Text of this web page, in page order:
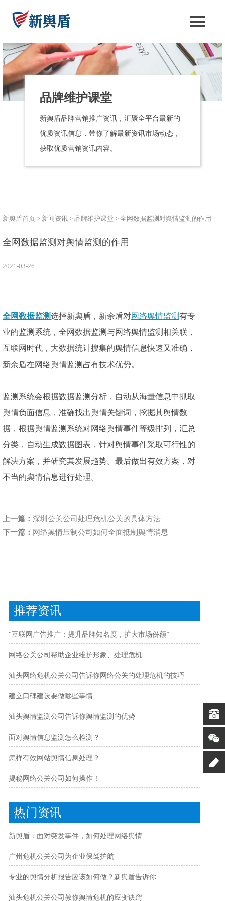
品牌维护课堂
新舆盾品牌营销推广资讯，汇聚全平台最新的
优质资讯信息，带你了解最新资讯市场动态，
获取优质营销资讯内容。
新舆盾首页 > 新闻资讯 > 品牌维护课堂 > 全网数据监测对舆情监测的作用
全网数据监测对舆情监测的作用
2021-03-26
全网数据监测选择新舆盾，新余盾对网络舆情监测有专
业的监测系统，全网数据监测与网络舆情监测相关联，
互联网时代，大数据统计搜集的舆情信息快速又准确，
新余盾在网络舆情监测占有技术优势。
监测系统会根据数据监测分析，自动从海量信息中抓取
舆情负面信息，准确找出舆情关键词，挖掘其舆情数
据，根据舆情监测系统对网络舆情事件等级排列，汇总
分类，自动生成数据图表，针对舆情事件采取可行性的
解决方案，并研究其发展趋势。最后做出有效方案，对
不当的舆情信息进行处理。
上一篇： 深圳公关公司处理危机公关的具体方法
下一篇： 网络舆情压制公司如何全面抵制舆情消息
推荐资讯
“互联网广告推广：提升品牌知名度，扩大市场份额”
网络公关公司帮助企业维护形象、处理危机
汕头网络危机公关公司告诉你网络公关的处理危机的技巧
建立口碑建设要做哪些事情
汕头舆情监测公司告诉你舆情监测的优势
面对舆情信息监测怎么检测？
怎样有效网站舆情信息处理？
揭秘网络公关公司如何操作！
热门资讯
新舆盾：面对突发事件，如何处理网络舆情
广州危机公关公司为企业保驾护航
专业的舆情分析报告应该如何做？新舆盾告诉你
汕头危机公关公司教你舆情危机的应变诀窍